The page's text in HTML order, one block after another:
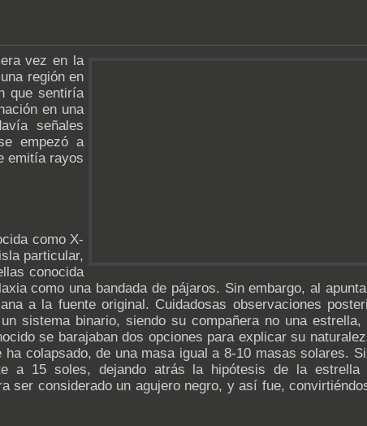
vez en la
región en
que sentiría
en una
señales
empezó a
emitía rayos
como X-
particular,
conocida
como una bandada de pájaros. Sin embargo, al
a la fuente original. Cuidadosas observaciones
sistema binario, siendo su compañera no una
se barajaban dos opciones para explicar su
colapsado, de una masa igual a 8-10 masas solares.
a 15 soles, dejando atrás la hipótesis de la
ser considerado un agujero negro, y así fue,